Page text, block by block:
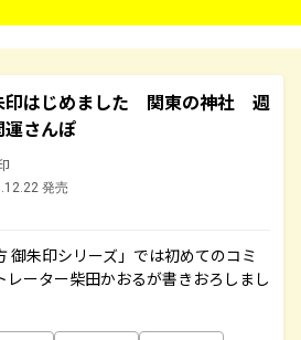
印はじめました 関東の神社 週
運さんぽ
発売
御朱印シリーズ」では初めてのコミ
レーター柴田かおるが書きおろしまし